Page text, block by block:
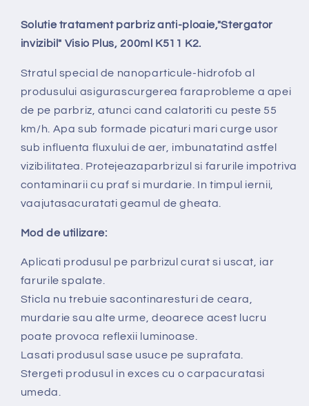
200ml
K510
200ml
K510
Solutie tratament parbriz anti-ploaie,"Stergator
invizibil" Visio Plus, 200ml K511 K2.
Stratul special de nanoparticule-hidrofob al
produsului asigurascurgerea faraprobleme a apei
de pe parbriz, atunci cand calatoriti cu peste 55
km/h. Apa sub formade picaturi mari curge usor
sub influenta fluxului de aer, imbunatatind astfel
vizibilitatea. Protejeazaparbrizul si farurile impotriva
contaminarii cu praf si murdarie. In timpul iernii,
vaajutasacuratati geamul de gheata.
Mod de utilizare:
Aplicati produsul pe parbrizul curat si uscat, iar
farurile spalate.
Sticla nu trebuie sacontinaresturi de ceara,
murdarie sau alte urme, deoarece acest lucru
poate provoca reflexii luminoase.
Lasati produsul sase usuce pe suprafata.
Stergeti produsul in exces cu o carpacuratasi
umeda.